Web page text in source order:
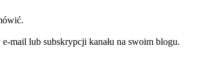
mail lub subskrypcji kanału na swoim blogu.